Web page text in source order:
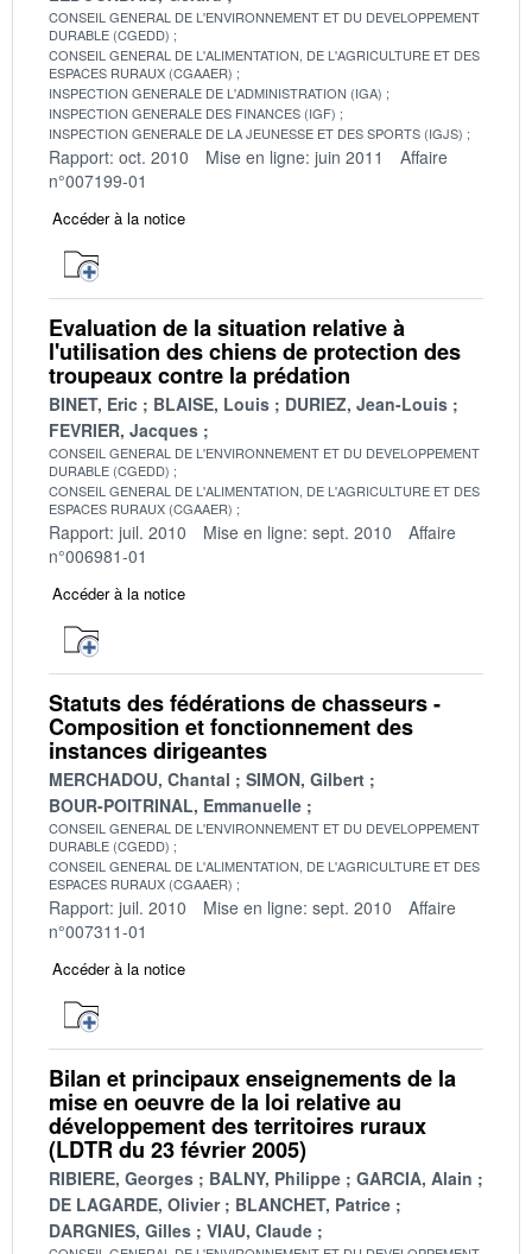
CONSEIL GENERAL DE L'ENVIRONNEMENT ET DU DEVELOPPEMENT
DURABLE (CGEDD)
CONSEIL GENERAL DE L'ALIMENTATION, DE L'AGRICULTURE ET DES
ESPACES RURAUX (CGAAER)
INSPECTION GENERALE DE L'ADMINISTRATION (IGA)
INSPECTION GENERALE DES FINANCES (IGF)
INSPECTION GENERALE DE LA JEUNESSE ET DES SPORTS (IGJS)
Rapport: oct. 2010 Mise en ligne: juin 2011
Affaire
n°007199-01
Accéder à la notice
Evaluation de la situation relative à
l'utilisation des chiens de protection des
troupeaux contre la prédation
BINET, Eric BLAISE, Louis
DURIEZ, Jean-Louis
FEVRIER, Jacques
CONSEIL GENERAL DE L'ENVIRONNEMENT ET DU DEVELOPPEMENT
DURABLE (CGEDD)
CONSEIL GENERAL DE L'ALIMENTATION, DE L'AGRICULTURE ET DES
ESPACES RURAUX (CGAAER)
Rapport: juil. 2010 Mise en ligne: sept. 2010
Affaire
n°006981-01
Accéder à la notice
Statuts des fédérations de chasseurs -
Composition et fonctionnement des
instances dirigeantes
MERCHADOU, Chantal
SIMON, Gilbert
BOUR-POITRINAL, Emmanuelle
CONSEIL GENERAL DE L'ENVIRONNEMENT ET DU DEVELOPPEMENT
DURABLE (CGEDD)
CONSEIL GENERAL DE L'ALIMENTATION, DE L'AGRICULTURE ET DES
ESPACES RURAUX (CGAAER)
Rapport: juil. 2010 Mise en ligne: sept. 2010
Affaire
n°007311-01
Accéder à la notice
Bilan et principaux enseignements de la
mise en oeuvre de la loi relative au
développement des territoires ruraux
(LDTR du 23 février 2005)
RIBIERE, Georges BALNY, Philippe
GARCIA, Alain
DE LAGARDE, Olivier
BLANCHET, Patrice
DARGNIES, Gilles
VIAU, Claude